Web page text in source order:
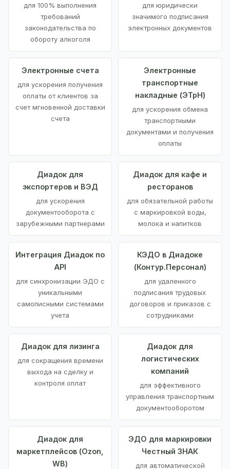
для 100% выполнения
требований
законодательства по
обороту алкоголя
для юридически
значимого подписания
электронных документов
Электронные счета
для ускорения получения
оплаты от клиентов за
счет мгновенной доставки
счета
Электронные
транспортные
накладные (ЭТрН)
для ускорения обмена
транспортными
документами и получения
оплаты
Диадок для
экспортеров и ВЭД
для ускорения
документооборота с
зарубежными партнерами
Диадок для кафе и
ресторанов
для обязательной работы
с маркировкой воды,
молока и напитков
Интеграция Диадок по
API
для синхронизации ЭДО с
уникальными
самописными системами
учета
КЭДО в Диадоке
(Контур.Персонал)
для удаленного
подписания трудовых
договоров и приказов с
сотрудниками
Диадок для лизинга
для сокращения времени
выхода на сделку и
контроля оплат
Диадок для
логистических
компаний
для эффективного
управления транспортным
документооборотом
Диадок для
маркетплейсов (Ozon,
WB)
ЭДО для маркировки
Честный ЗНАК
для автоматической